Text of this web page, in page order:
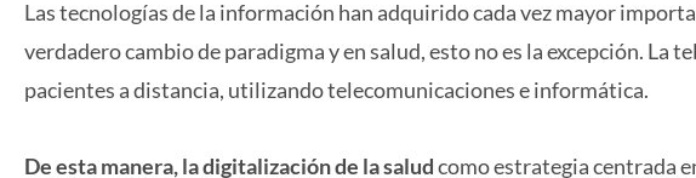
Las tecnologías de la información han adquirido cada vez mayor
verdadero cambio de paradigma y en salud, esto no es la excepción. La
pacientes a distancia, utilizando telecomunicaciones e informática.
De esta manera, la digitalización de la saludcomo estrategia centrada